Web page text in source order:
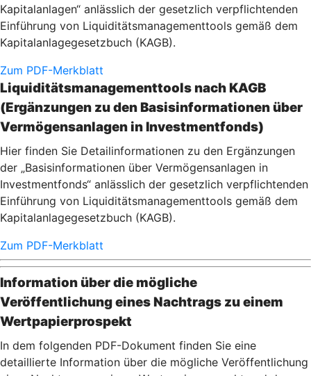
Kapitalanlagen“ anlässlich der gesetzlich verpflichtenden
Einführung von Liquiditätsmanagementtools gemäß dem
Kapitalanlagegesetzbuch (KAGB).
Zum PDF-Merkblatt
Liquiditätsmanagementtools nach KAGB
(Ergänzungen zu den Basisinformationen über
Vermögensanlagen in Investmentfonds)
Hier finden Sie Detailinformationen zu den Ergänzungen
der „Basisinformationen über Vermögensanlagen in
Investmentfonds“ anlässlich der gesetzlich verpflichtenden
Einführung von Liquiditätsmanagementtools gemäß dem
Kapitalanlagegesetzbuch (KAGB).
Zum PDF-Merkblatt
Information über die mögliche
Veröffentlichung eines Nachtrags zu einem
Wertpapierprospekt
In dem folgenden PDF-Dokument finden Sie eine
detaillierte Information über die mögliche Veröffentlichung